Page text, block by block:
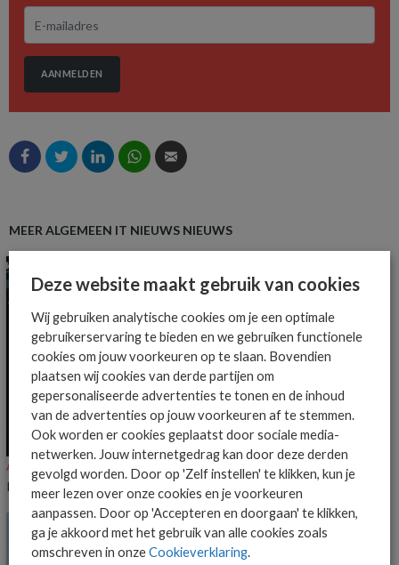
AANMELDEN
MEER ALGEMEEN IT NIEUWS NIEUWS
ALGEMEEN IT NIEUWS NIEUWS
KnowBe4 voegt Claude-ondersteuning toe aan Agent Risk Manager
Deze website maakt gebruik van cookies
Wij gebruiken analytische cookies om je een optimale
gebruikerservaring te bieden en we gebruiken functionele
cookies om jouw voorkeuren op te slaan. Bovendien
plaatsen wij cookies van derde partijen om
gepersonaliseerde advertenties te tonen en de inhoud
van de advertenties op jouw voorkeuren af te stemmen.
Ook worden er cookies geplaatst door sociale media-
netwerken. Jouw internetgedrag kan door deze derden
gevolgd worden. Door op 'Zelf instellen' te klikken, kun je
meer lezen over onze cookies en je voorkeuren
aanpassen. Door op 'Accepteren en doorgaan' te klikken,
ga je akkoord met het gebruik van alle cookies zoals
omschreven in onzeCookieverklaring.